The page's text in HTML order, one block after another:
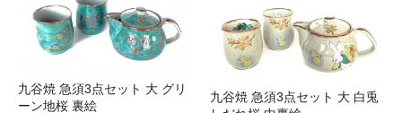
九谷焼 急須3点セット 大 グリ
ーン地桜 裏絵
九谷焼 急須3点セット 大 白兎